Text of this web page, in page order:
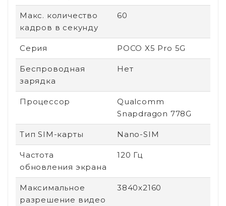
Макс. количество
кадров в секунду
60
Серия POCO X5 Pro 5G
Беспроводная
зарядка
Нет
Процессор
Qualcomm
Snapdragon 778G
Тип SIM-карты Nano-SIM
Частота
обновления экрана
120 Гц
Максимальное
разрешение видео
3840x2160